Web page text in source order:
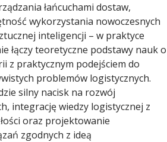
łańcuchami dostaw,
wykorzystania nowoczesnych
inteligencji – w praktyce
łączy teoretyczne podstawy nauk o
z praktycznym podejściem do
problemów logistycznych.
silny nacisk na rozwój
integrację wiedzy logistycznej z
oraz projektowanie
zgodnych z ideą